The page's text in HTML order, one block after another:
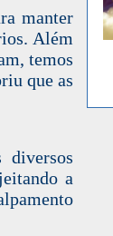
manter
Além
, temos
que as
diversos
a